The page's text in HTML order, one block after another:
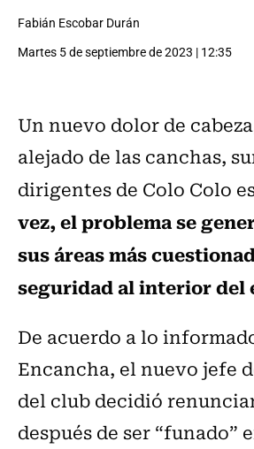
Fabián Escobar Durán
Martes 5 de septiembre de 2023 | 12:35
Un nuevo dolor de
alejado de las canchas,
dirigentes de Colo Colo
vez, el problema se
sus áreas más
seguridad al interior del
De acuerdo a lo
Encancha, el nuevo jefe
del club decidió
después de ser “funado”